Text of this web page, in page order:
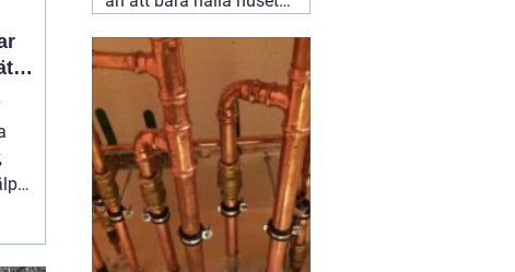
brasan i kaminen en del
av vardagen, ett sätt att
sänka
energikostnaderna och
samtidigt skapa trygghet
när vinden tar i över ön.
När efterfrågan02
augusti 2026